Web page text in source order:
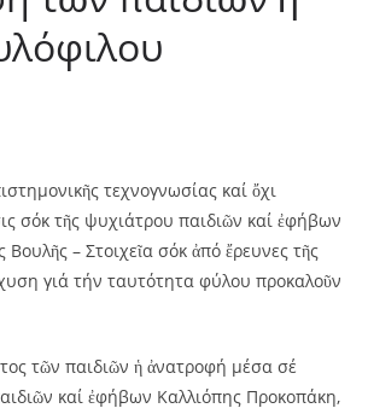
τεχνογνωσίας καί ὄχι
σόκ τῆς ψυχιάτρου παιδιῶν καί ἐφήβων
– Στοιχεῖα σόκ ἀπό ἔρευνες τῆς
γιά τήν ταυτότητα φύλου προκαλοῦν
τῶν παιδιῶν ἡ ἀνατροφή μέσα σέ
καί ἐφήβων Καλλιόπης Προκοπάκη,